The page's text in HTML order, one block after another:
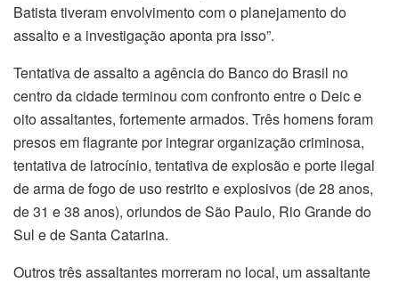
Batista tiveram envolvimento com o planejamento do
assalto e a investigação aponta pra isso”.
Tentativa de assalto a agência do Banco do Brasil no
centro da cidade terminou com confronto entre o Deic e
oito assaltantes, fortemente armados. Três homens foram
presos em flagrante por integrar organização criminosa,
tentativa de latrocínio, tentativa de explosão e porte ilegal
de arma de fogo de uso restrito e explosivos (de 28 anos,
de 31 e 38 anos), oriundos de São Paulo, Rio Grande do
Sul e de Santa Catarina.
Outros três assaltantes morreram no local, um assaltante